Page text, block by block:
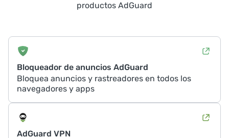
productos AdGuard
Bloqueador de anuncios AdGuard
Bloquea anuncios y rastreadores en todos los
navegadores y apps
AdGuard VPN